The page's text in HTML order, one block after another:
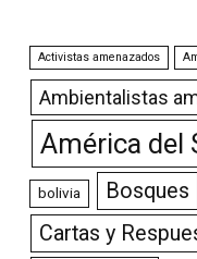
Activistas amenazados
Ambientalistas
América del
bolivia Bosques
Cartas y